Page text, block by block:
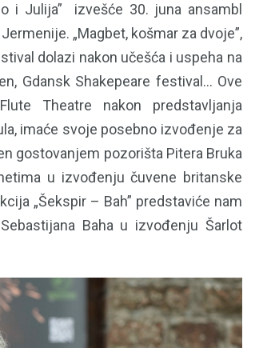
i Julija” izvešće 30. juna ansambl
„Magbet, košmar za dvoje”,
dolazi nakon učešća i uspeha na
Gdansk Shakepeare festival… Ove
Theatre nakon predstavljanja
imaće svoje posebno izvođenje za
gostovanjem pozorišta Pitera Bruka
u izvođenju čuvene britanske
„Šekspir – Bah” predstaviće nam
Baha u izvođenju Šarlot